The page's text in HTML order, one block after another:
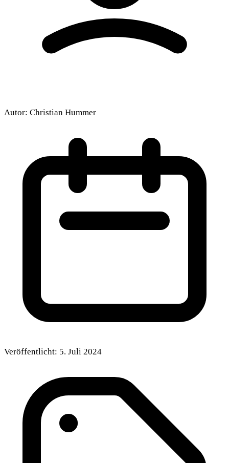
Autor: Christian Hummer
Veröffentlicht: 5. Juli 2024